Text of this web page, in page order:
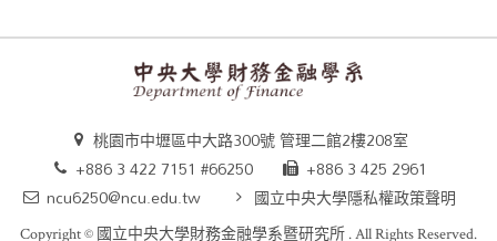
桃園市中壢區中大路300號 管理二館2樓208室
+886 3 422 7151 #66250
+886 3 425 2961
ncu6250@ncu.edu.tw
國立中央大學隱私權政策聲明
Copyright © 國立中央大學財務金融學系暨研究所 . All Rights Reserved.